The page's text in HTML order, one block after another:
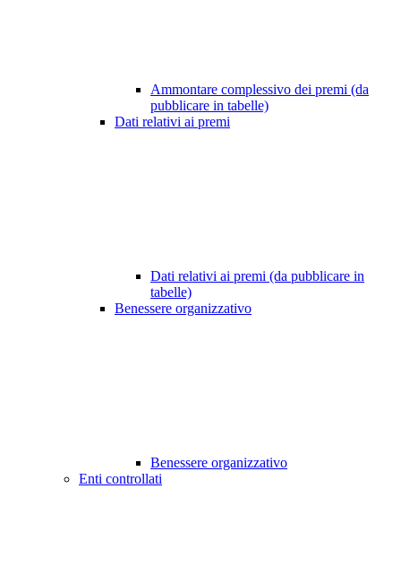
Ammontare complessivo dei premi (da
pubblicare in tabelle)
Dati relativi ai premi
Dati relativi ai premi (da pubblicare in
tabelle)
Benessere organizzativo
Benessere organizzativo
Enti controllati